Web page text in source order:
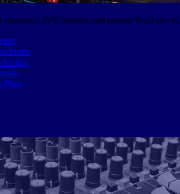
unseren LIVE-Stream und unsere YouTube-
Archiv
Plan